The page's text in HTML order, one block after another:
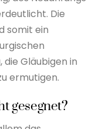
Die
somit ein
die Gläubigen in
ermutigen.
gesegnet?